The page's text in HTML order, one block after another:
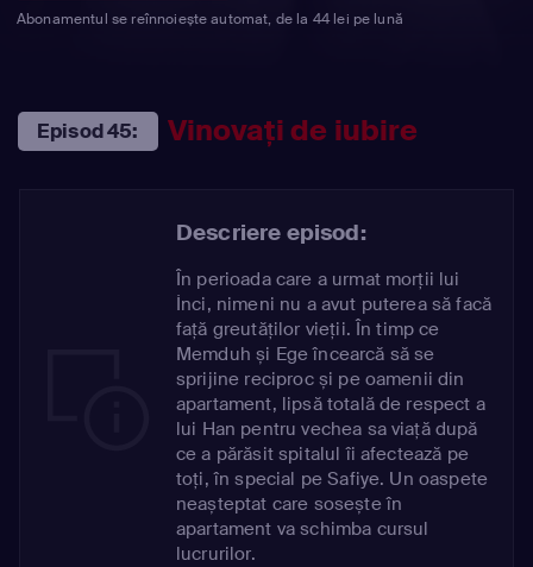
Abonamentul se reînnoiește automat, de la 44 lei pe lună
Episod 45: Vinovaţi de iubire
Descriere episod:
În perioada care a urmat morții lui
İnci, nimeni nu a avut puterea să facă
față greutăților vieții. În timp ce
Memduh și Ege încearcă să se
sprijine reciproc și pe oamenii din
apartament, lipsă totală de respect a
lui Han pentru vechea sa viață după
ce a părăsit spitalul îi afectează pe
toți, în special pe Safiye. Un oaspete
neașteptat care sosește în
apartament va schimba cursul
lucrurilor.